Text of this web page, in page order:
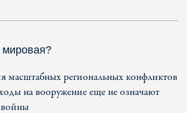
мировая?
масштабных региональных конфликтов
на вооружение еще не означают